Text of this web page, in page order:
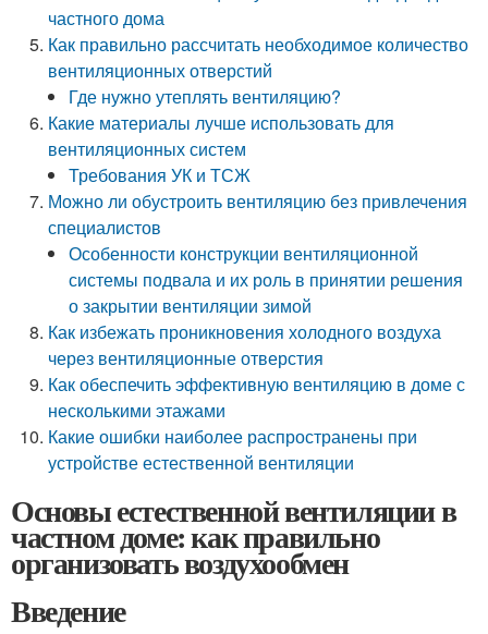
частного дома
Как правильно рассчитать необходимое количество
вентиляционных отверстий
Где нужно утеплять вентиляцию?
Какие материалы лучше использовать для
вентиляционных систем
Требования УК и ТСЖ
Можно ли обустроить вентиляцию без привлечения
специалистов
Особенности конструкции вентиляционной
системы подвала и их роль в принятии решения
о закрытии вентиляции зимой
Как избежать проникновения холодного воздуха
через вентиляционные отверстия
Как обеспечить эффективную вентиляцию в доме с
несколькими этажами
Какие ошибки наиболее распространены при
устройстве естественной вентиляции
Основы естественной вентиляции в
частном доме: как правильно
организовать воздухообмен
Введение